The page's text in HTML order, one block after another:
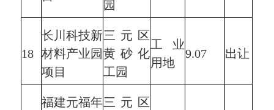
园
18
长川科技新
材料产业园
项目
三元区
黄砂化
工园
工业
用地
9.07 出让
福建元福年三元区